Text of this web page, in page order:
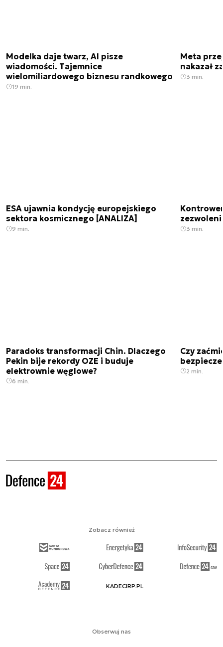
Modelka daje twarz, AI pisze
wiadomości. Tajemnice
wielomiliardowego biznesu randkowego
19 min.
Meta
nakazał
3 min.
ESA ujawnia kondycję europejskiego
sektora kosmicznego [ANALIZA]
9 min. 3 min.
Paradoks transformacji Chin. Dlaczego
Pekin bije rekordy OZE i buduje
elektrownie węglowe?
6 min.
Czy
2 min.
Obserwuj nas
Zobacz również
KADECIRP.PL